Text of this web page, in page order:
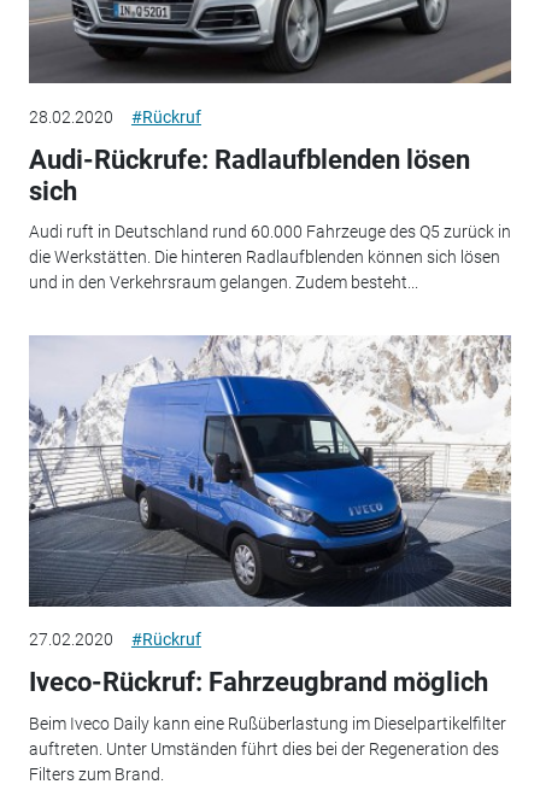
28.02.2020 #Rückruf
Audi-Rückrufe: Radlaufblenden lösen
sich
Audi ruft in Deutschland rund 60.000 Fahrzeuge des Q5 zurück in
die Werkstätten. Die hinteren Radlaufblenden können sich lösen
und in den Verkehrsraum gelangen. Zudem besteht...
27.02.2020 #Rückruf
Iveco-Rückruf: Fahrzeugbrand möglich
Beim Iveco Daily kann eine Rußüberlastung im Dieselpartikelfilter
auftreten. Unter Umständen führt dies bei der Regeneration des
Filters zum Brand.